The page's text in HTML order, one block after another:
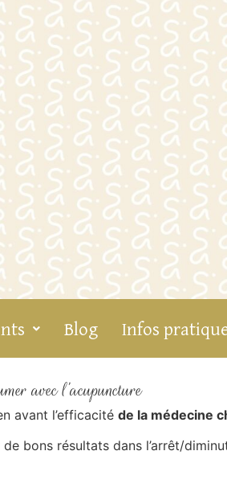
Blog Infos
avec l’acupuncture
avant l’efficacité de la médecine
bons résultats dans l’arrêt/